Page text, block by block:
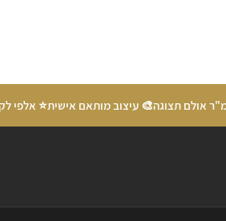
🎨 עיצוב מותאם אישית⭐ אלפי